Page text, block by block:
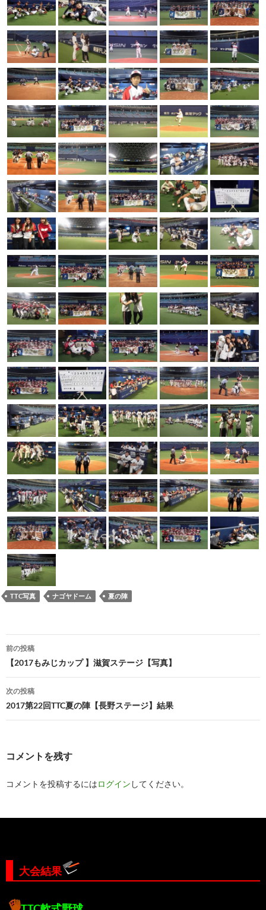
TTC写真 ナゴヤドーム 夏の陣
投
稿
ナ
ビ
ゲ
ョ
前の投稿
【2017もみじカップ 】滋賀ステージ【写真】
次の投稿
2017第22回TTC夏の陣【長野ステージ】結果
コメントを残す
コメントを投稿するにはログイン してください。
大会結果